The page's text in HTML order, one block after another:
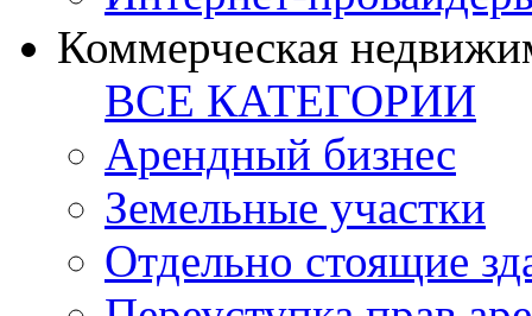
Коммерческая
ВСЕ КАТЕГОРИИ
Арендный бизнес
Земельные участки
Отдельно стоящие